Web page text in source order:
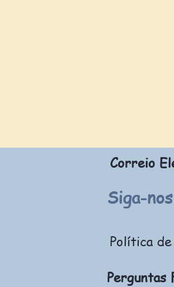
Correio
Siga-
Política
Perguntas